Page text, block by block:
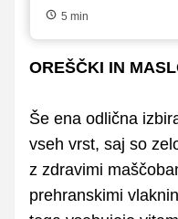
5 min
OREŠČKI IN
Še ena odlična
vseh vrst, saj so
z zdravimi
prehranskimi